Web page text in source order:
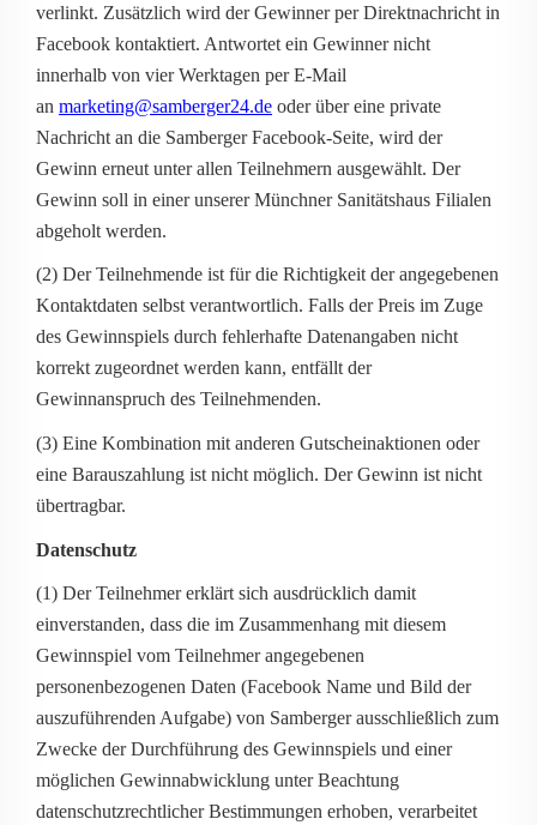
verlinkt. Zusätzlich wird der Gewinner per Direktnachricht in
Facebook kontaktiert. Antwortet ein Gewinner nicht
innerhalb von vier Werktagen per E-Mail
an marketing@samberger24.de oder über eine private
Nachricht an die Samberger Facebook-Seite, wird der
Gewinn erneut unter allen Teilnehmern ausgewählt. Der
Gewinn soll in einer unserer Münchner Sanitätshaus Filialen
abgeholt werden.
(2) Der Teilnehmende ist für die Richtigkeit der angegebenen
Kontaktdaten selbst verantwortlich. Falls der Preis im Zuge
des Gewinnspiels durch fehlerhafte Datenangaben nicht
korrekt zugeordnet werden kann, entfällt der
Gewinnanspruch des Teilnehmenden.
(3) Eine Kombination mit anderen Gutscheinaktionen oder
eine Barauszahlung ist nicht möglich. Der Gewinn ist nicht
übertragbar.
Datenschutz
(1) Der Teilnehmer erklärt sich ausdrücklich damit
einverstanden, dass die im Zusammenhang mit diesem
Gewinnspiel vom Teilnehmer angegebenen
personenbezogenen Daten (Facebook Name und Bild der
auszuführenden Aufgabe) von Samberger ausschließlich zum
Zwecke der Durchführung des Gewinnspiels und einer
möglichen Gewinnabwicklung unter Beachtung
datenschutzrechtlicher Bestimmungen erhoben, verarbeitet